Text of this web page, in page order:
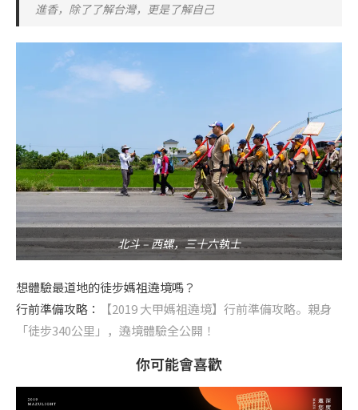
進香，除了了解台灣，更是了解自己
北斗 – 西螺，三十六執士
想體驗最道地的徒步媽祖遶境嗎？
行前準備攻略：
【2019 大甲媽祖遶境】行前準備攻略。親身
「徒步340公里」，遶境體驗全公開！
你可能會喜歡